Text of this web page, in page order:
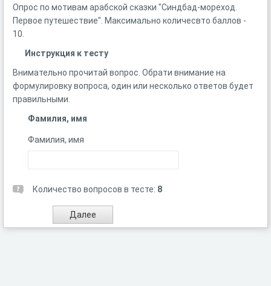
Опрос по мотивам арабской сказки "Синдбад-мореход.
Первое путешествие". Максимально количесвто баллов -
10.
Инструкция к тесту
Внимательно прочитай вопрос. Обрати внимание на
формулировку вопроса, один или несколько ответов будет
правильными.
Фамилия, имя
Фамилия, имя
Количество вопросов в тесте: 8